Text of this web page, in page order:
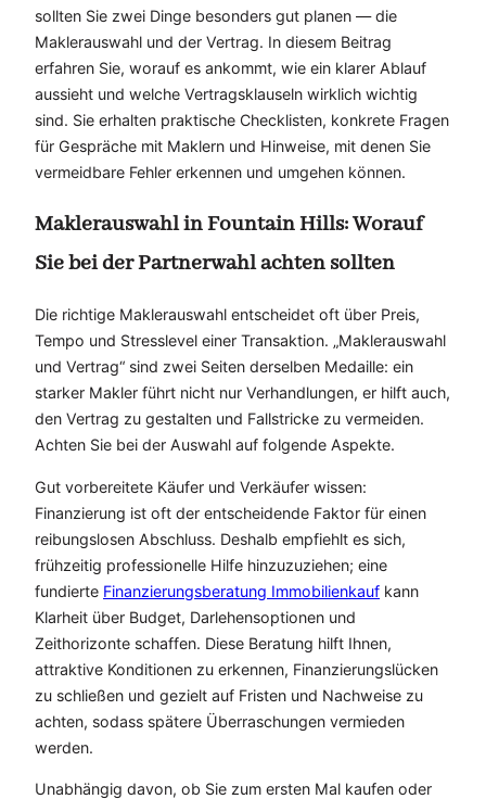
sollten Sie zwei Dinge besonders gut planen — die
Maklerauswahl und der Vertrag. In diesem Beitrag
erfahren Sie, worauf es ankommt, wie ein klarer Ablauf
aussieht und welche Vertragsklauseln wirklich wichtig
sind. Sie erhalten praktische Checklisten, konkrete Fragen
für Gespräche mit Maklern und Hinweise, mit denen Sie
vermeidbare Fehler erkennen und umgehen können.
Maklerauswahl in Fountain Hills: Worauf
Sie bei der Partnerwahl achten sollten
Die richtige Maklerauswahl entscheidet oft über Preis,
Tempo und Stresslevel einer Transaktion. „Maklerauswahl
und Vertrag“ sind zwei Seiten derselben Medaille: ein
starker Makler führt nicht nur Verhandlungen, er hilft auch,
den Vertrag zu gestalten und Fallstricke zu vermeiden.
Achten Sie bei der Auswahl auf folgende Aspekte.
Gut vorbereitete Käufer und Verkäufer wissen:
Finanzierung ist oft der entscheidende Faktor für einen
reibungslosen Abschluss. Deshalb empfiehlt es sich,
frühzeitig professionelle Hilfe hinzuzuziehen; eine
fundierte Finanzierungsberatung Immobilienkauf kann
Klarheit über Budget, Darlehensoptionen und
Zeithorizonte schaffen. Diese Beratung hilft Ihnen,
attraktive Konditionen zu erkennen, Finanzierungslücken
zu schließen und gezielt auf Fristen und Nachweise zu
achten, sodass spätere Überraschungen vermieden
werden.
Unabhängig davon, ob Sie zum ersten Mal kaufen oder